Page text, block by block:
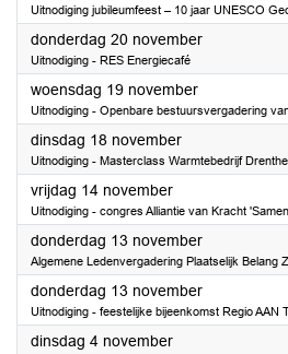
Uitnodiging jubileumfeest – 10 jaar UNESCO
donderdag 20 november2025
Uitnodiging - RES Energiecafé
woensdag 19 november2025
Uitnodiging - Openbare bestuursvergadering
dinsdag 18 november2025
Uitnodiging - Masterclass Warmtebedrijf
vrijdag 14 november2025
Uitnodiging - congres Alliantie van Kracht
donderdag 13 november2025
Algemene Ledenvergadering Plaatselijk Belang
donderdag 13 november2025
Uitnodiging - feestelijke bijeenkomst Regio AAN
dinsdag 4 november2025